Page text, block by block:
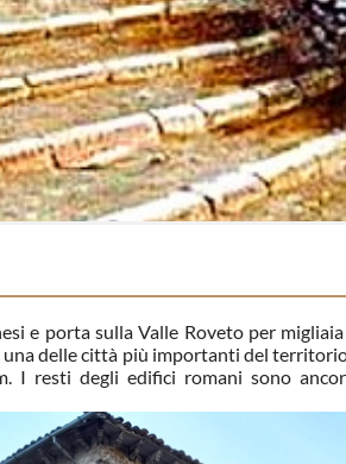
e porta sulla Valle Roveto per
delle città più importanti del
I resti degli edifici romani sono